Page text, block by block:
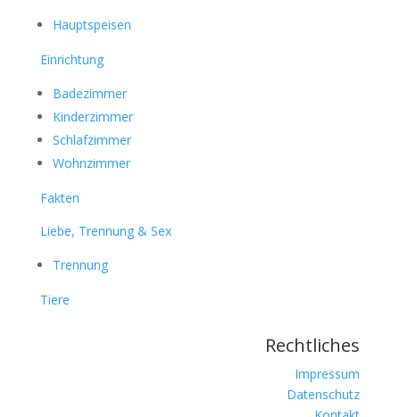
Hauptspeisen
Einrichtung
Badezimmer
Kinderzimmer
Schlafzimmer
Wohnzimmer
Fakten
Liebe, Trennung & Sex
Trennung
Tiere
Rechtliches
Impressum
Datenschutz